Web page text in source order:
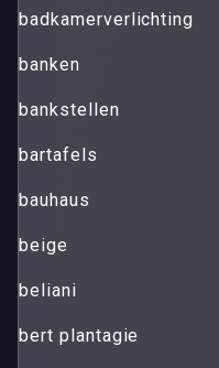
badkamerverlichting
banken
bankstellen
bartafels
bauhaus
beige
beliani
bert plantagie